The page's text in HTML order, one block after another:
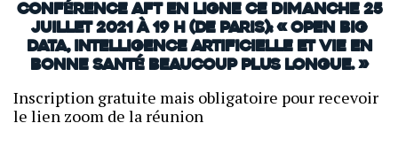
Conférence AFT en ligne ce dimanche 25
juillet 2021 à 19 h (de Paris): « Open Big
Data, Intelligence artificielle et vie en
bonne santé beaucoup plus longue. »
Inscription gratuite mais obligatoire pour recevoir
le lien zoom de la réunion